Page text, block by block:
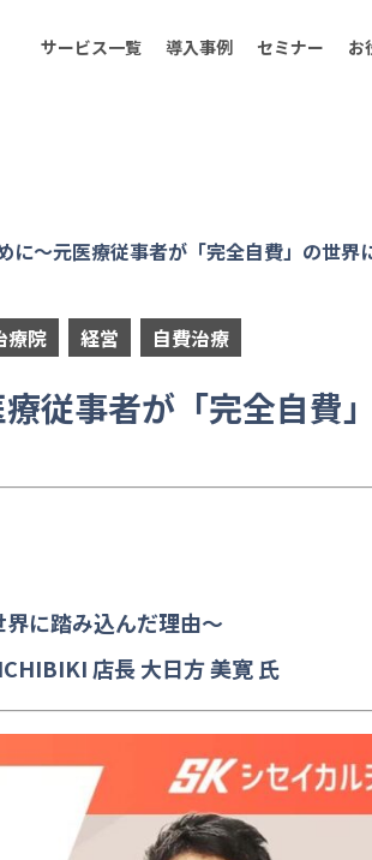
サービス一覧 導入事例 セミナー お
に～元医療従事者が「完全自費」の世界
療院 経営 自費治療
従事者が「完全自費
に踏み込んだ理由～
店長 大日方 美寛 氏